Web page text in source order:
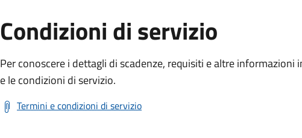
Condizioni di servizio
Per conoscere i dettagli di scadenze, requisiti e altre informazioni
e le condizioni di servizio.
Termini e condizioni di servizio